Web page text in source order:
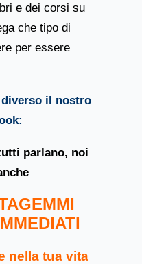
e dei corsi su
che tipo di
per essere
diverso il nostro
parlano, noi
nella tua vita